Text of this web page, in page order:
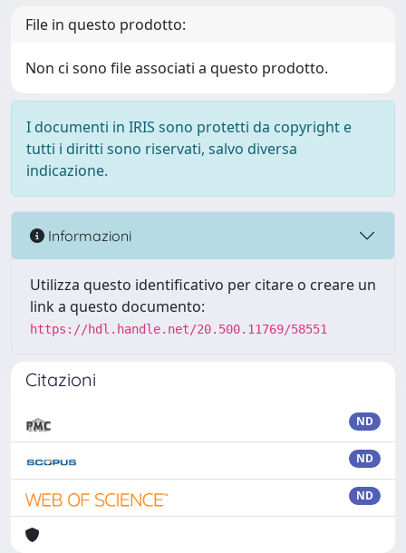
File in questo prodotto:
Non ci sono file associati a questo prodotto.
I documenti in IRIS sono protetti da copyright e
tutti i diritti sono riservati, salvo diversa
indicazione.
Informazioni
Utilizza questo identificativo per citare o creare un
link a questo documento:
https://hdl.handle.net/20.500.11769/58551
Citazioni
ND
ND
ND